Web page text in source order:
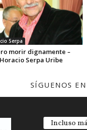
Serpa
morir dignamente –
Serpa Uribe
SÍGUENOS
Incluso